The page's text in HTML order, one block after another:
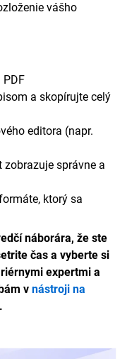
vášho
a skopírujte celý
editora (napr.
správne a
ktorý sa
náborára, že ste
čas a vyberte si
expertmi a
vnástroji na
.